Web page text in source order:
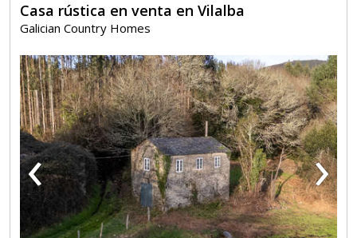
Casa rústica en venta en Vilalba
Galician Country Homes
‹ ›